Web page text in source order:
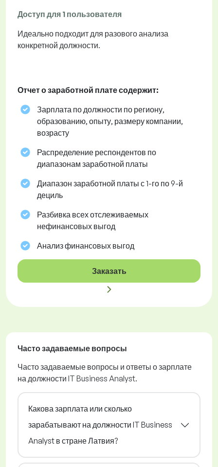
Доступ для 1 пользователя
Идеально подходит для разового анализа
конкретной должности.
Отчет о заработной плате содержит:
Зарплата по должности по региону,
образованию, опыту, размеру компании,
возрасту
Распределение респондентов по
диапазонам заработной платы
Диапазон заработной платы с 1-го по 9-й
дециль
Разбивка всех отслеживаемых
нефинансовых выгод
Анализ финансовых выгод
Заказать
Часто задаваемые вопросы
Часто задаваемые вопросы и ответы о зарплате
на должности IT Business Analyst.
Какова зарплата или сколько
зарабатывают на должности IT Business
Analyst в стране Латвия?